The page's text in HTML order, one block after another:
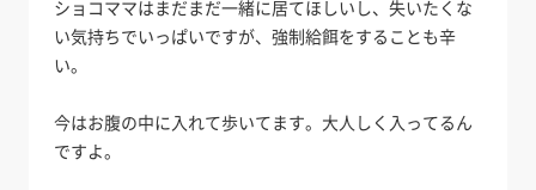
ショコママはまだまだ一緒に居てほしいし、失いたくな
い気持ちでいっぱいですが、強制給餌をすることも辛
い。
今はお腹の中に入れて歩いてます。大人しく入ってるん
ですよ。